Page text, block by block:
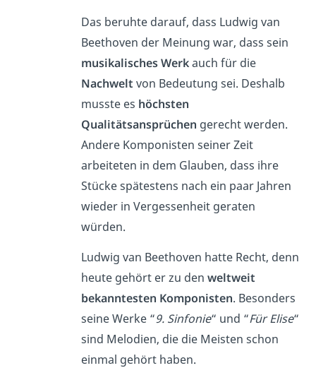
Das beruhte darauf, dass Ludwig van
Beethoven der Meinung war, dass sein
musikalisches Werkauch für die
Nachwelt von Bedeutung sei. Deshalb
musste es höchsten
Qualitätsansprüchen gerecht werden.
Andere Komponisten seiner Zeit
arbeiteten in dem Glauben, dass ihre
Stücke spätestens nach ein paar Jahren
wieder in Vergessenheit geraten
würden.
Ludwig van Beethoven hatte Recht, denn
heute gehört er zu den weltweit
bekanntesten Komponisten. Besonders
seine Werke “9. Sinfonie“ und “Für Elise“
sind Melodien, die die Meisten schon
einmal gehört haben.